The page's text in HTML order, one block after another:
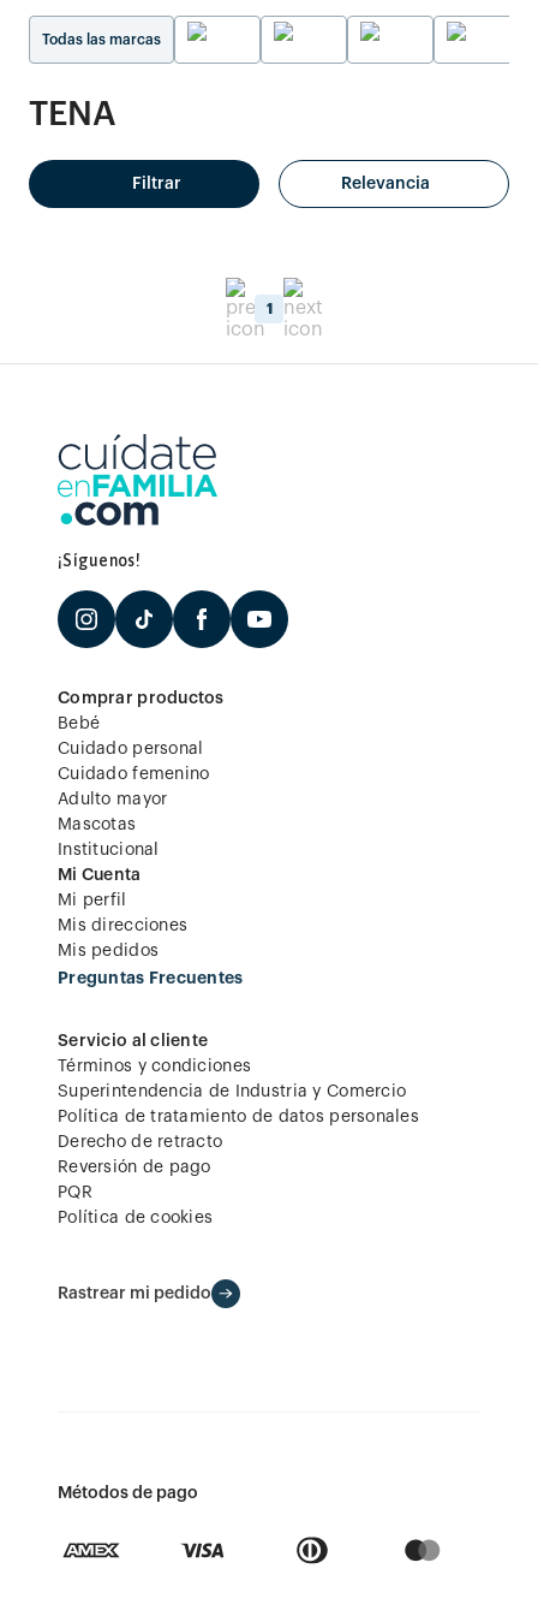
Todas las marcas
TENA
Filtrar Relevancia
1
¡Síguenos!
Comprar productos
Bebé
Cuidado personal
Cuidado femenino
Adulto mayor
Mascotas
Institucional
Mi Cuenta
Mi perfil
Mis direcciones
Mis pedidos
Preguntas Frecuentes
Servicio al cliente
Términos y condiciones
Superintendencia de Industria y Comercio
Política de tratamiento de datos personales
Derecho de retracto
Reversión de pago
PQR
Política de cookies
Rastrear mi pedido
Métodos de pago